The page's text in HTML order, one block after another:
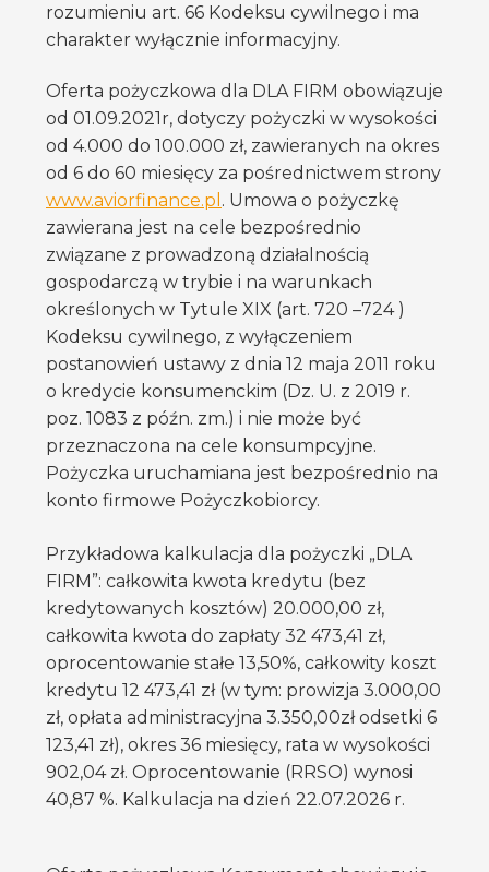
rozumieniu art. 66 Kodeksu cywilnego i ma
charakter wyłącznie informacyjny.
Oferta pożyczkowa dla DLA FIRM obowiązuje
od 01.09.2021r, dotyczy pożyczki w wysokości
od 4.000 do 100.000 zł, zawieranych na okres
od 6 do 60 miesięcy za pośrednictwem strony
www.aviorfinance.pl . Umowa o pożyczkę
zawierana jest na cele bezpośrednio
związane z prowadzoną działalnością
gospodarczą w trybie i na warunkach
określonych w Tytule XIX (art. 720 –724 )
Kodeksu cywilnego, z wyłączeniem
postanowień ustawy z dnia 12 maja 2011 roku
o kredycie konsumenckim (Dz. U. z 2019 r.
poz. 1083 z późn. zm.) i nie może być
przeznaczona na cele konsumpcyjne.
Pożyczka uruchamiana jest bezpośrednio na
konto firmowe Pożyczkobiorcy.
Przykładowa kalkulacja dla pożyczki „DLA
FIRM”: całkowita kwota kredytu (bez
kredytowanych kosztów) 20.000,00 zł,
całkowita kwota do zapłaty 32 473,41 zł,
oprocentowanie stałe 13,50%, całkowity koszt
kredytu 12 473,41 zł (w tym: prowizja 3.000,00
zł, opłata administracyjna 3.350,00zł odsetki 6
123,41 zł), okres 36 miesięcy, rata w wysokości
902,04 zł. Oprocentowanie (RRSO) wynosi
40,87 %. Kalkulacja na dzień 22.07.2026 r.